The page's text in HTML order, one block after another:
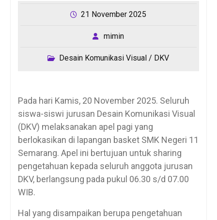
21 November 2025
mimin
Desain Komunikasi Visual / DKV
Pada hari Kamis, 20 November 2025. Seluruh
siswa-siswi jurusan Desain Komunikasi Visual
(DKV) melaksanakan apel pagi yang
berlokasikan di lapangan basket SMK Negeri 11
Semarang. Apel ini bertujuan untuk sharing
pengetahuan kepada seluruh anggota jurusan
DKV, berlangsung pada pukul 06.30 s/d 07.00
WIB.
Hal yang disampaikan berupa pengetahuan